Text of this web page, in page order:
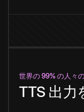
世界の 99% の人々
TTS 出力